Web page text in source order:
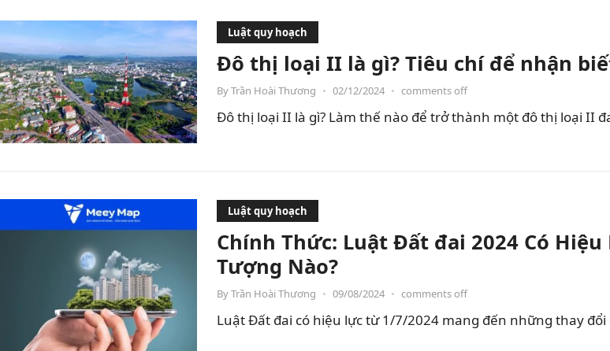
Luật quy hoạch
Đô thị loại II là gì? Tiêu chí để nhận
ByTrần Hoài Thương • 02/12/2024 • comments off
Đô thị loại II là gì? Làm thế nào để trở thành một đô thị loại II
Luật quy hoạch
Chính Thức: Luật Đất đai 2024 Có
Tượng Nào?
ByTrần Hoài Thương • 09/08/2024 • comments off
Luật Đất đai có hiệu lực từ 1/7/2024 mang đến những thay